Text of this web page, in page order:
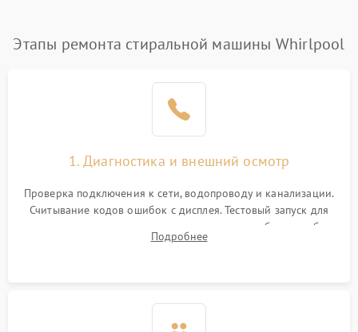
2200 ₽ Подробнее →
Этапы ремонта стиральной машины Whirlpool
1. Диагностика и внешний осмотр
Проверка подключения к сети, водопроводу и канализации.
Считывание кодов ошибок с дисплея. Тестовый запуск для
выявления посторонних шумов, протечек или сбоев в работе
электронного модуля управления.
Подробнее